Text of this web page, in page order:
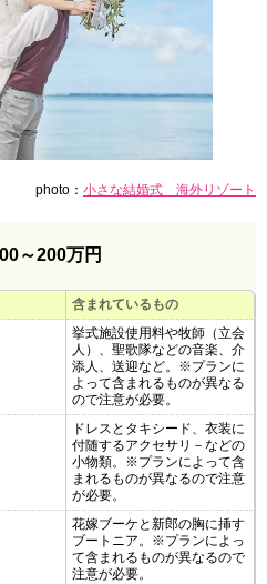
photo： 小さな結婚式 海外リゾート
～200万円
含まれているもの
挙式施設使用料や牧師（立会
人）、聖歌隊などの音楽、介
添人、送迎など。※プランに
よって含まれるものが異なる
ので注意が必要。
ドレスとタキシード、衣装に
付随するアクセサリ－などの
小物類。※プランによって含
まれるものが異なるので注意
が必要。
花嫁ブーケと新郎の胸に挿す
ブートニア。※プランによっ
て含まれるものが異なるので
注意が必要。